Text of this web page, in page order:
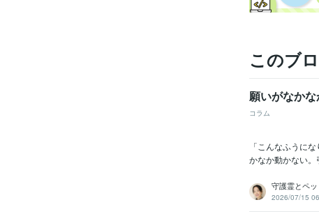
このブ
願いがなか
コラム
「こんなふうに
かなか動かない
守護霊とペ
2026/07/15